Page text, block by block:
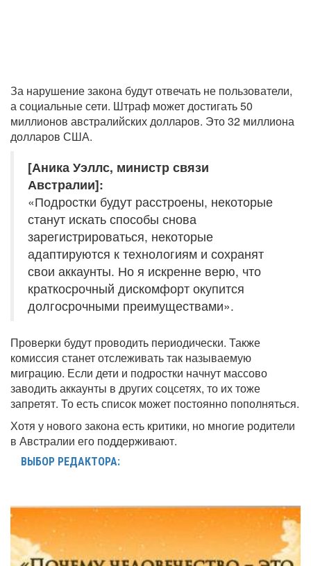
За нарушение закона будут отвечать не пользователи,
а социальные сети. Штраф может достигать 50
миллионов австралийских долларов. Это 32 миллиона
долларов США.
[Аника Уэллс, министр связи
Австралии]:
«Подростки будут расстроены, некоторые
станут искать способы снова
зарегистрироваться, некоторые
адаптируются к технологиям и сохранят
свои аккаунты. Но я искренне верю, что
краткосрочный дискомфорт окупится
долгосрочными преимуществами».
Проверки будут проводить периодически. Также
комиссия станет отслеживать так называемую
миграцию. Если дети и подростки начнут массово
заводить аккаунты в других соцсетях, то их тоже
запретят. То есть список может постоянно пополняться.
Хотя у нового закона есть критики, но многие родители
в Австралии его поддерживают.
ВЫБОР РЕДАКТОРА: